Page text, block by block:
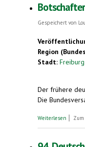
Gespeichert von
Region
Stadt: Freiburg
Der frühere
Die
Weiterlesen über